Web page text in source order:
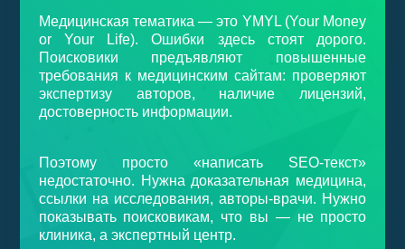
Медицинская тематика — это YMYL (Your Money
or Your Life). Ошибки здесь стоят дорого.
Поисковики предъявляют повышенные
требования к медицинским сайтам: проверяют
экспертизу авторов, наличие лицензий,
достоверность информации.
Поэтому просто «написать SEO-текст»
недостаточно. Нужна доказательная медицина,
ссылки на исследования, авторы-врачи. Нужно
показывать поисковикам, что вы — не просто
клиника, а экспертный центр.